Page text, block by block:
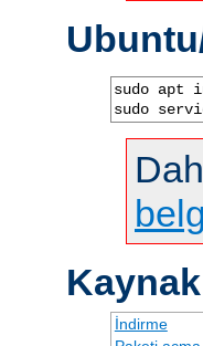
sudo apt
sudo
İndirme